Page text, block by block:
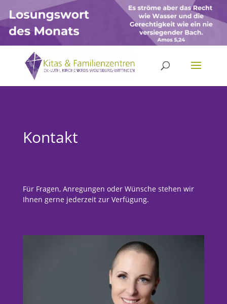
content
Kontakt
Für Fragen, Anregungen oder Wünsche stehen wir
Ihnen gerne jederzeit zur Verfügung.